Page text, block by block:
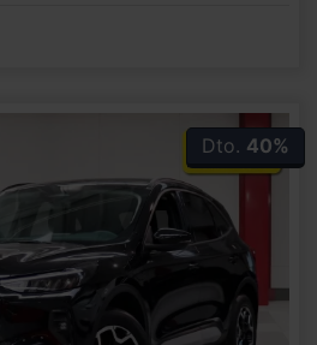
Dto. 40%